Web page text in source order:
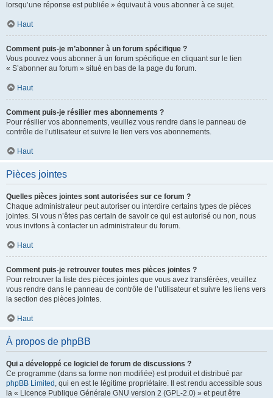
lorsqu’une réponse est publiée » équivaut à vous abonner à ce sujet.
Haut
Comment puis-je m’abonner à un forum spécifique ?
Vous pouvez vous abonner à un forum spécifique en cliquant sur le lien
« S’abonner au forum » situé en bas de la page du forum.
Haut
Comment puis-je résilier mes abonnements ?
Pour résilier vos abonnements, veuillez vous rendre dans le panneau de
contrôle de l’utilisateur et suivre le lien vers vos abonnements.
Haut
Pièces jointes
Quelles pièces jointes sont autorisées sur ce forum ?
Chaque administrateur peut autoriser ou interdire certains types de pièces
jointes. Si vous n’êtes pas certain de savoir ce qui est autorisé ou non, nous
vous invitons à contacter un administrateur du forum.
Haut
Comment puis-je retrouver toutes mes pièces jointes ?
Pour retrouver la liste des pièces jointes que vous avez transférées, veuillez
vous rendre dans le panneau de contrôle de l’utilisateur et suivre les liens vers
la section des pièces jointes.
Haut
À propos de phpBB
Qui a développé ce logiciel de forum de discussions ?
Ce programme (dans sa forme non modifiée) est produit et distribué par
phpBB Limited , qui en est le légitime propriétaire. Il est rendu accessible sous
la « Licence Publique Générale GNU version 2 (GPL-2.0) » et peut être